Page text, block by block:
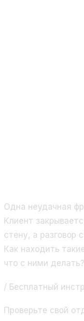
Одна неудачная
Клиент
стену, а разговор
Как находить
что с ними делать?
/ Бесплатный
Проверьте свой